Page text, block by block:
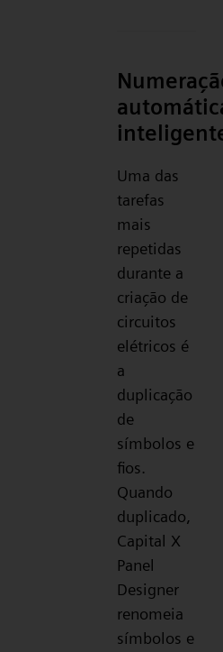
Uma das
tarefas
mais
repetidas
durante a
criação de
circuitos
elétricos é
a
duplicação
de
símbolos e
fios.
Quando
duplicado,
Capital X
Panel
Designer
renomeia
símbolos e